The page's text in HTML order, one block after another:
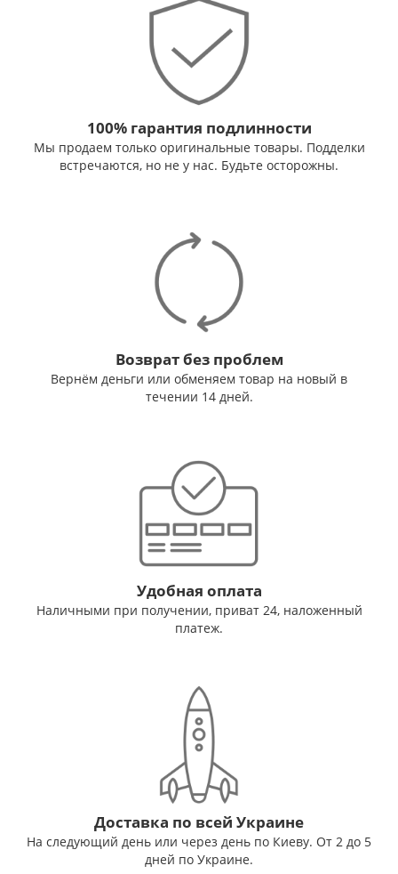
100% гарантия подлинности
Мы продаем только оригинальные товары. Подделки
встречаются, но не у нас. Будьте осторожны.
Возврат без проблем
Вернём деньги или обменяем товар на новый в
течении 14 дней.
Удобная оплата
Наличными при получении, приват 24, наложенный
платеж.
Доставка по всей Украине
На следующий день или через день по Киеву. От 2 до 5
дней по Украине.